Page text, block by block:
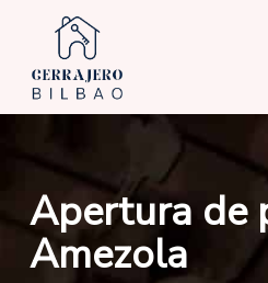
main
content
Apertura de
Amezola